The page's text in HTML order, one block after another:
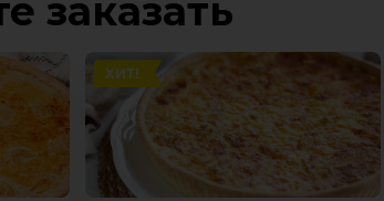
заказать
ХИТ!